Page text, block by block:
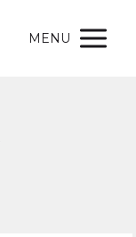
MENU